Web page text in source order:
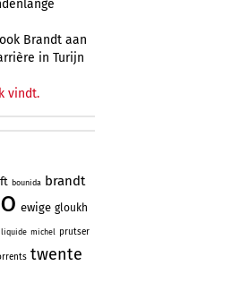
Brandt aan
in Turijn
vindt.
bounida brandt
ewige gloukh
liquide michel prutser
twente